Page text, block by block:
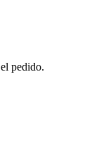
pedido.